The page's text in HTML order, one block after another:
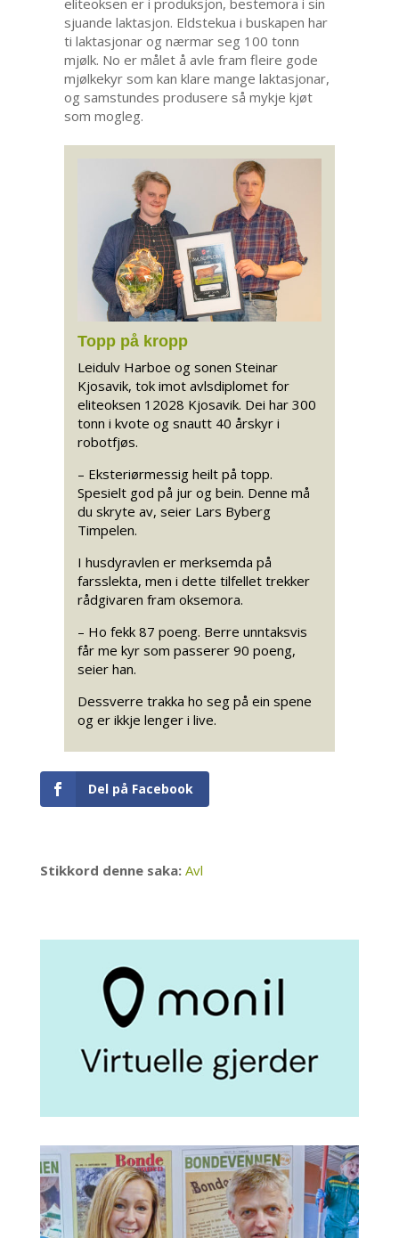
sjuande laktasjon. Eldstekua i buskapen har
ti laktasjonar og nærmar seg 100 tonn
mjølk. No er målet å avle fram fleire gode
mjølkekyr som kan klare mange laktasjonar,
og samstundes produsere så mykje kjøt
som mogleg.
Topp på kropp
Leidulv Harboe og sonen Steinar
Kjosavik, tok imot avlsdiplomet for
eliteoksen 12028 Kjosavik. Dei har 300
tonn i kvote og snautt 40 årskyr i
robotfjøs.
– Eksteriørmessig heilt på topp.
Spesielt god på jur og bein. Denne må
du skryte av, seier Lars Byberg
Timpelen.
I husdyravlen er merksemda på
farsslekta, men i dette tilfellet trekker
rådgivaren fram oksemora.
– Ho fekk 87 poeng. Berre unntaksvis
får me kyr som passerer 90 poeng,
seier han.
Dessverre trakka ho seg på ein spene
og er ikkje lenger i live.
Del på Facebook
Stikkord denne saka: Avl